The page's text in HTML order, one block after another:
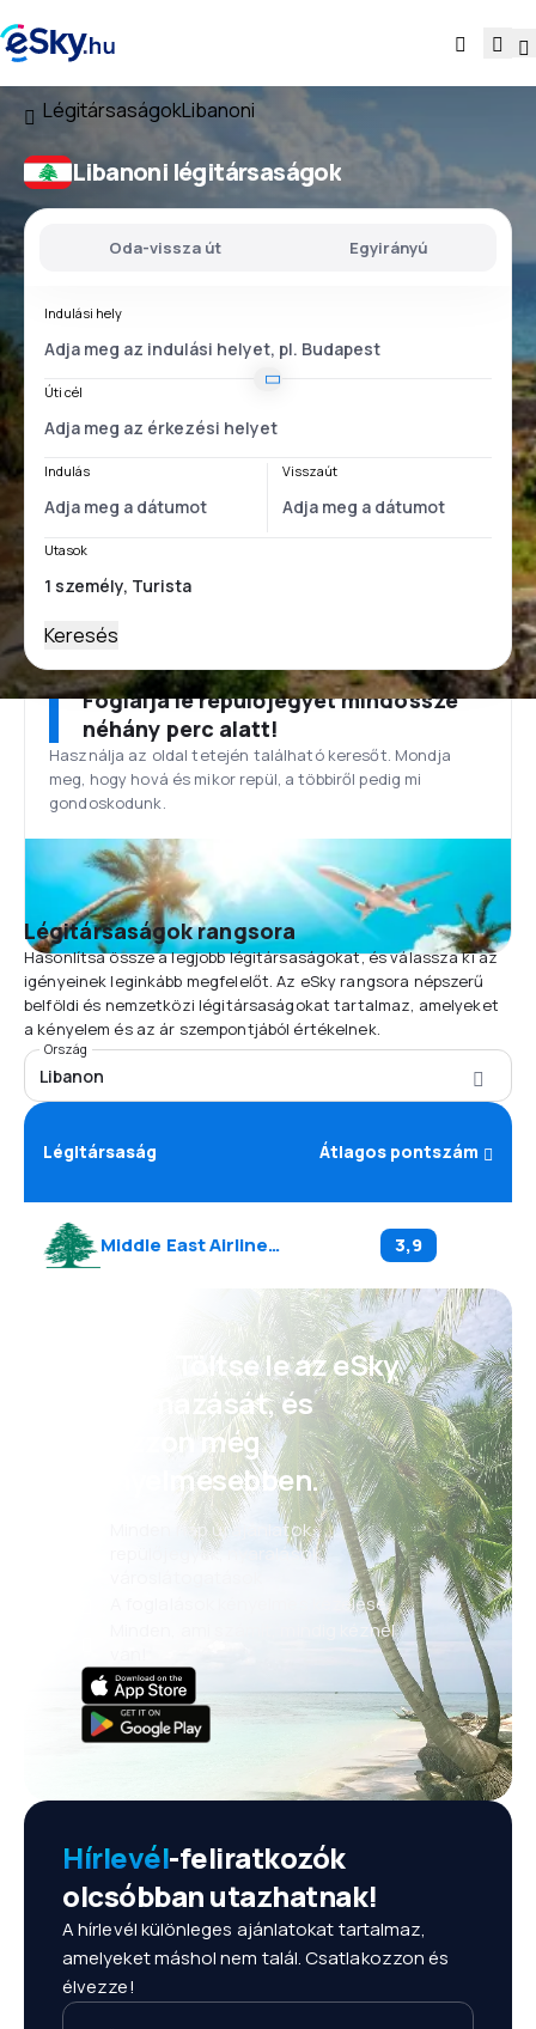
LégitársaságokLibanoni
Libanoni légitársaságok
Oda-vissza út Egyirányú
Indulási hely
Úti cél
Indulás Visszaút
Utasok
Keresés
Foglalja le repülőjegyét mindössze
néhány perc alatt!
Használja az oldal tetején található keresőt. Mondja
meg, hogy hová és mikor repül, a többiről pedig mi
gondoskodunk.
Légitársaságok rangsora
Hasonlítsa össze a legjobb légitársaságokat, és válassza ki az
igényeinek leginkább megfelelőt. Az eSky rangsora népszerű
belföldi és nemzetközi légitársaságokat tartalmaz, amelyeket
a kényelem és az ár szempontjából értékelnek.
Ország
Libanon
Légitársaság Átlagos pontszám
Middle East Airlines( 3,9
Psszt! Töltse le az eSky
alkalmazását, és
utazzon még
kényelmesebben.
Minden nap új ajánlatok:
repülőjegyek, nyaralások,
A foglalások kényelmes kezelése
Minden, ami számít, mindig kéznél
Hírlevél-feliratkozók
olcsóbban utazhatnak!
A hírlevél különleges ajánlatokat tartalmaz,
amelyeket máshol nem talál. Csatlakozzon és
élvezze!
Az Ön e-mail-címe